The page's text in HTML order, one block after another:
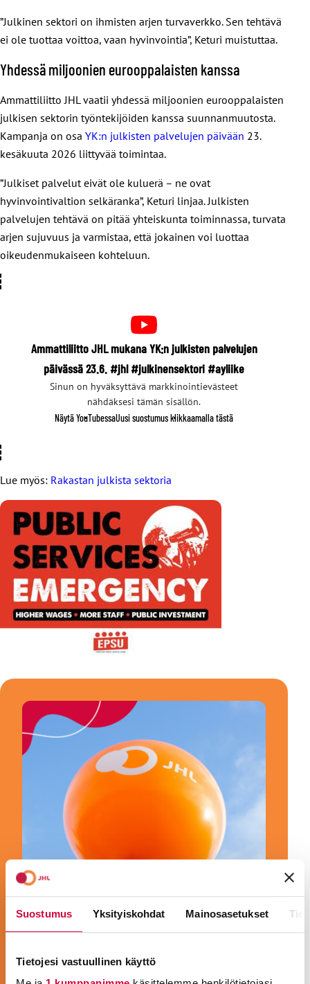
Suostumus Yksityiskohdat Mainosasetukset
Tietojesi vastuullinen käyttö
”Julkinen sektori on ihmisten arjen turvaverkko. Sen tehtävä
ei ole tuottaa voittoa, vaan hyvinvointia”, Keturi muistuttaa.
Yhdessä miljoonien eurooppalaisten kanssa
Ammattiliitto JHL vaatii yhdessä miljoonien eurooppalaisten
julkisen sektorin työntekijöiden kanssa suunnanmuutosta.
Kampanja on osa YK:n julkisten palvelujen päivään 23.
kesäkuuta 2026 liittyvää toimintaa.
”Julkiset palvelut eivät ole kuluerä – ne ovat
hyvinvointivaltion selkäranka”, Keturi linjaa. Julkisten
palvelujen tehtävä on pitää yhteiskunta toiminnassa, turvata
arjen sujuvuus ja varmistaa, että jokainen voi luottaa
oikeudenmukaiseen kohteluun.
Ammattiliitto JHL mukana YK:n julkisten palvelujen
päivässä 23.6. #jhl #julkinensektori #ayliike
Sinun on hyväksyttävä markkinointievästeet
nähdäksesi tämän sisällön.
Näytä YouTubessaUusi suostumus klikkaamalla tästä
Lue myös: Rakastan julkista sektoria
LIITY JÄSENEKSI!